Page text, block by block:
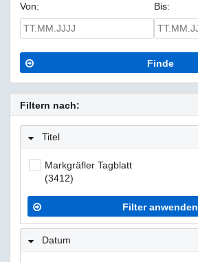
Von: Bis:
Finde
Filtern nach:
Titel
Markgräfler Tagblatt
(3412)
Filter anwenden
Datum